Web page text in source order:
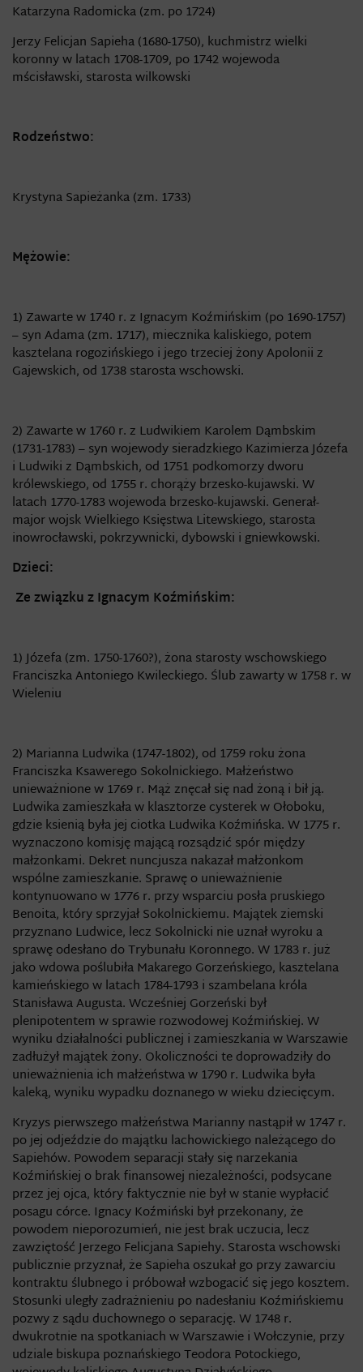
Katarzyna Radomicka (zm. po 1724)
Jerzy Felicjan Sapieha (1680-1750), kuchmistrz wielki
koronny w latach 1708-1709, po 1742 wojewoda
mścisławski, starosta wilkowski
Rodzeństwo:
Krystyna Sapieżanka (zm. 1733)
Mężowie:
1) Zawarte w 1740 r. z Ignacym Koźmińskim (po 1690-1757)
– syn Adama (zm. 1717), miecznika kaliskiego, potem
kasztelana rogozińskiego i jego trzeciej żony Apolonii z
Gajewskich, od 1738 starosta wschowski.
2) Zawarte w 1760 r. z Ludwikiem Karolem Dąmbskim
(1731-1783) – syn wojewody sieradzkiego Kazimierza Józefa
i Ludwiki z Dąmbskich, od 1751 podkomorzy dworu
królewskiego, od 1755 r. chorąży brzesko-kujawski. W
latach 1770-1783 wojewoda brzesko-kujawski. Generał-
major wojsk Wielkiego Księstwa Litewskiego, starosta
inowrocławski, pokrzywnicki, dybowski i gniewkowski.
Dzieci:
Ze związku z Ignacym Koźmińskim:
1) Józefa (zm. 1750-1760?), żona starosty wschowskiego
Franciszka Antoniego Kwileckiego. Ślub zawarty w 1758 r. w
Wieleniu
2) Marianna Ludwika (1747-1802), od 1759 roku żona
Franciszka Ksawerego Sokolnickiego. Małżeństwo
unieważnione w 1769 r. Mąż znęcał się nad żoną i bił ją.
Ludwika zamieszkała w klasztorze cysterek w Ołoboku,
gdzie ksienią była jej ciotka Ludwika Koźmińska. W 1775 r.
wyznaczono komisję mającą rozsądzić spór między
małżonkami. Dekret nuncjusza nakazał małżonkom
wspólne zamieszkanie. Sprawę o unieważnienie
kontynuowano w 1776 r. przy wsparciu posła pruskiego
Benoita, który sprzyjał Sokolnickiemu. Majątek ziemski
przyznano Ludwice, lecz Sokolnicki nie uznał wyroku a
sprawę odesłano do Trybunału Koronnego. W 1783 r. już
jako wdowa poślubiła Makarego Gorzeńskiego, kasztelana
kamieńskiego w latach 1784-1793 i szambelana króla
Stanisława Augusta. Wcześniej Gorzeński był
plenipotentem w sprawie rozwodowej Koźmińskiej. W
wyniku działalności publicznej i zamieszkania w Warszawie
zadłużył majątek żony. Okoliczności te doprowadziły do
unieważnienia ich małżeństwa w 1790 r. Ludwika była
kaleką, wyniku wypadku doznanego w wieku dziecięcym.
Kryzys pierwszego małżeństwa Marianny nastąpił w 1747 r.
po jej odjeździe do majątku lachowickiego należącego do
Sapiehów. Powodem separacji stały się narzekania
Koźmińskiej o brak finansowej niezależności, podsycane
przez jej ojca, który faktycznie nie był w stanie wypłacić
posagu córce. Ignacy Koźmiński był przekonany, że
powodem nieporozumień, nie jest brak uczucia, lecz
zawziętość Jerzego Felicjana Sapiehy. Starosta wschowski
publicznie przyznał, że Sapieha oszukał go przy zawarciu
kontraktu ślubnego i próbował wzbogacić się jego kosztem.
Stosunki uległy zadrażnieniu po nadesłaniu Koźmińskiemu
pozwy z sądu duchownego o separację. W 1748 r.
dwukrotnie na spotkaniach w Warszawie i Wołczynie, przy
udziale biskupa poznańskiego Teodora Potockiego,